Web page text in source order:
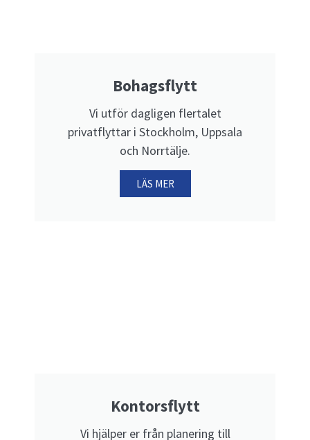
Bohagsflytt
Vi utför dagligen flertalet
privatflyttar i Stockholm, Uppsala
och Norrtälje.
LÄS MER
Kontorsflytt
Vi hjälper er från planering till